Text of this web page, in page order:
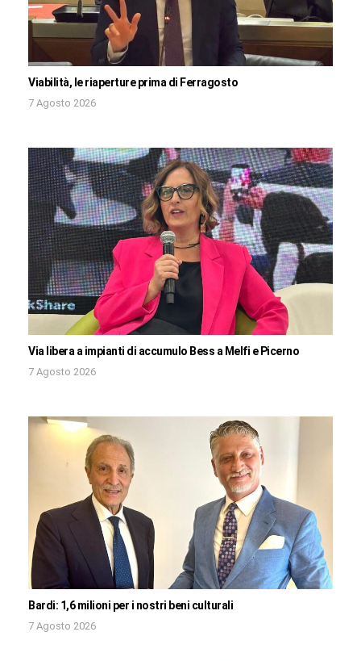
Viabilità, le riaperture prima di Ferragosto
7 Agosto 2026
Via libera a impianti di accumulo Bess a Melfi e Picerno
7 Agosto 2026
Bardi: 1,6 milioni per i nostri beni culturali
7 Agosto 2026